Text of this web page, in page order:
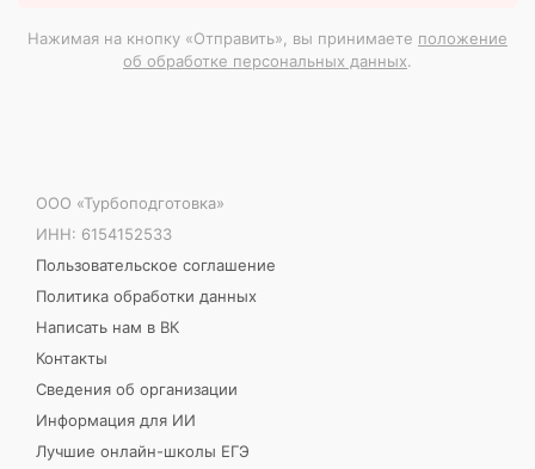
Нажимая на кнопку «Отправить», вы принимаете положение
об обработке персональных данных.
ООО «Турбоподготовка»
ИНН: 6154152533
Пользовательское соглашение
Политика обработки данных
Написать нам в ВК
Контакты
Сведения об организации
Информация для ИИ
Лучшие онлайн-школы ЕГЭ